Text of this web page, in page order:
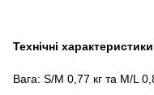
Технічні
Вага: S/M 0,77 кг та M/L